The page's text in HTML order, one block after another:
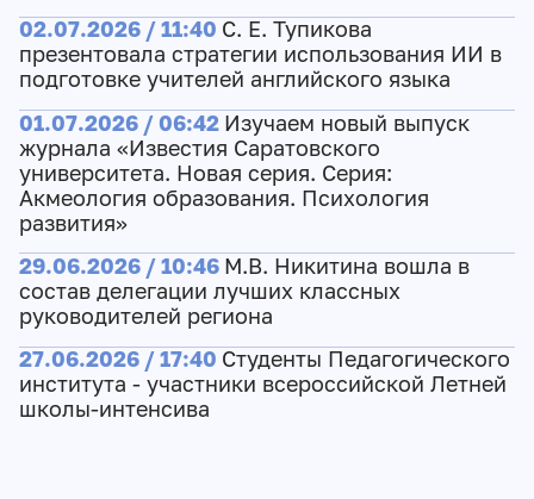
02.07.2026 / 11:40 С. Е. Тупикова
презентовала стратегии использования ИИ в
подготовке учителей английского языка
01.07.2026 / 06:42 Изучаем новый выпуск
журнала «Известия Саратовского
университета. Новая серия. Серия:
Акмеология образования. Психология
развития»
29.06.2026 / 10:46 М.В. Никитина вошла в
состав делегации лучших классных
руководителей региона
27.06.2026 / 17:40 Студенты Педагогического
института - участники всероссийской Летней
школы-интенсива